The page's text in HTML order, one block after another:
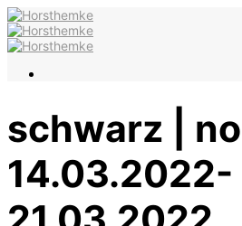
schwarz |
14.03.2022-